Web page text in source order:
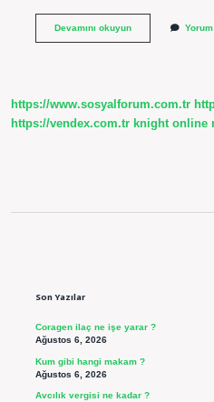
Devamını okuyunGeline
Yorum
https://www.sosyalforum.com.tr
https://vendex.com.tr knight online
Son Yazılar
Coragen ilaç ne işe yarar ?
Ağustos 6, 2026
Kum gibi hangi makam ?
Ağustos 6, 2026
Avcılık vergisi ne kadar ?